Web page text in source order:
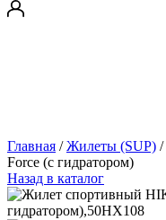
Главная /Жилеты (SUP) /
Force (с гидратором)
Назад в каталог